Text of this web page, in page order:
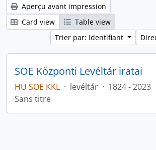
Aperçu avant impression
Card view
Table view
Trier par: Identifiant
SOE Központi Levéltár iratai
HU SOE KKL · levéltár · 1824 - 2023
Sans titre